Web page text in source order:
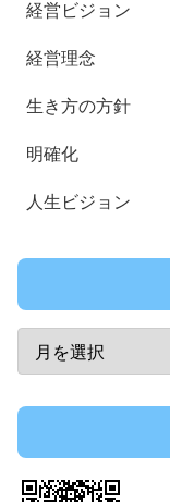
経営ビジョン
経営理念
生き方の方針
明確化
人生ビジョン